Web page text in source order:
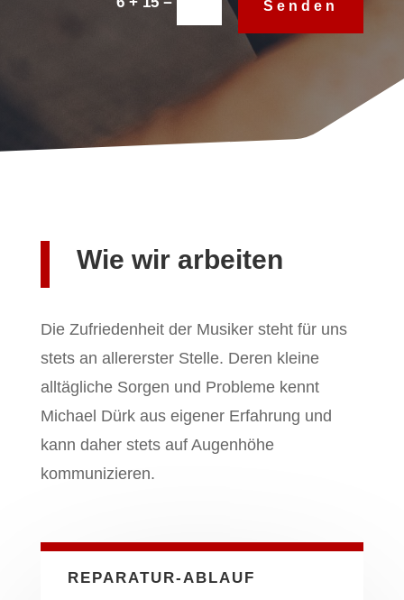
Senden
Wie wir arbeiten
Die Zufriedenheit der Musiker steht für uns
stets an allererster Stelle. Deren kleine
alltägliche Sorgen und Probleme kennt
Michael Dürk aus eigener Erfahrung und
kann daher stets auf Augenhöhe
kommunizieren.
REPARATUR-ABLAUF